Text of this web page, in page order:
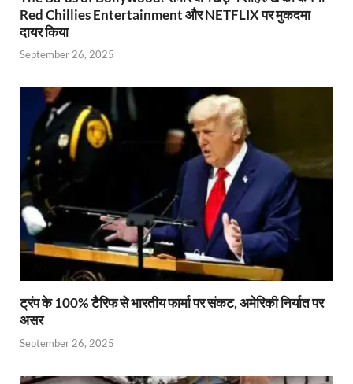
Red Chillies Entertainment और NETFLIX पर मुकदमा
दायर किया
September 26, 2025
ट्रंप के 100% टैरिफ से भारतीय फार्मा पर संकट, अमेरिकी निर्यात पर
असर
September 26, 2025